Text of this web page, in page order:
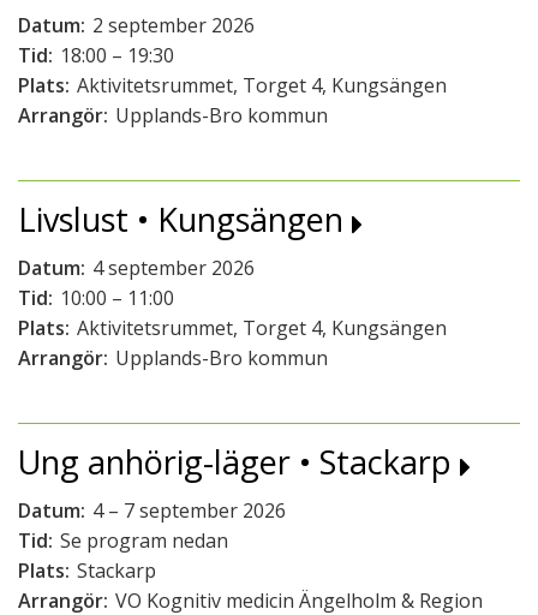
Datum: 2 september 2026
Tid: 18:00 – 19:30
Plats: Aktivitetsrummet, Torget 4, Kungsängen
Arrangör: Upplands-Bro kommun
Livslust • Kungsängen
Datum: 4 september 2026
Tid: 10:00 – 11:00
Plats: Aktivitetsrummet, Torget 4, Kungsängen
Arrangör: Upplands-Bro kommun
Ung anhörig-läger • Stackarp
Datum: 4 – 7 september 2026
Tid: Se program nedan
Plats: Stackarp
Arrangör: VO Kognitiv medicin Ängelholm & Region